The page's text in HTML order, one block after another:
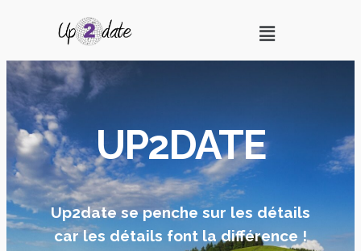
UP2DATE
Up2date se penche sur les détails
car les détails font la différence !